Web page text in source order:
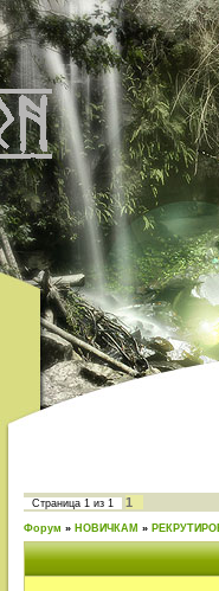
Страница 1 из 1 1
Форум » НОВИЧКАМ »